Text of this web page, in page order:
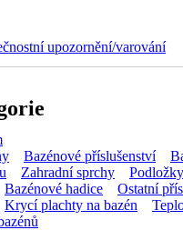
upozornění/varování
Bazénové příslušenství
Zahradní sprchy
Bazénové hadice
Ostatní
Krycí plachty na bazén